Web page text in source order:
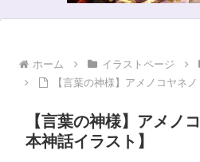
ホーム イラストページ
【言葉の神様】アメノコヤネ
【言葉の神様】アメノ
本神話イラスト】